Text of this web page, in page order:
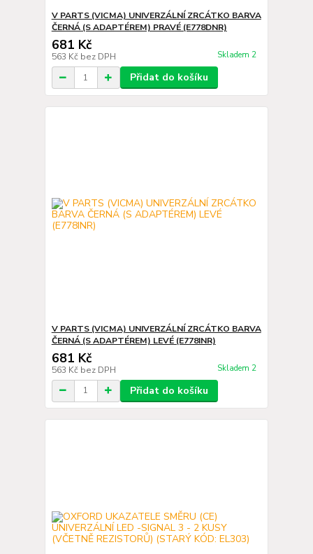
V PARTS (VICMA) UNIVERZÁLNÍ ZRCÁTKO BARVA
ČERNÁ (S ADAPTÉREM) PRAVÉ (E778DNR)
681 Kč
563 Kč bez DPH Skladem 2
Přidat do košíku
V PARTS (VICMA) UNIVERZÁLNÍ ZRCÁTKO BARVA
ČERNÁ (S ADAPTÉREM) LEVÉ (E778INR)
681 Kč
563 Kč bez DPH Skladem 2
Přidat do košíku